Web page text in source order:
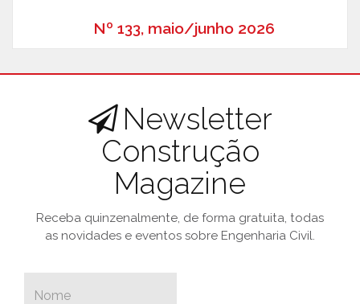
Nº 133, maio/junho 2026
Newsletter
Construção
Magazine
Receba quinzenalmente, de forma gratuita, todas
as novidades e eventos sobre Engenharia Civil.